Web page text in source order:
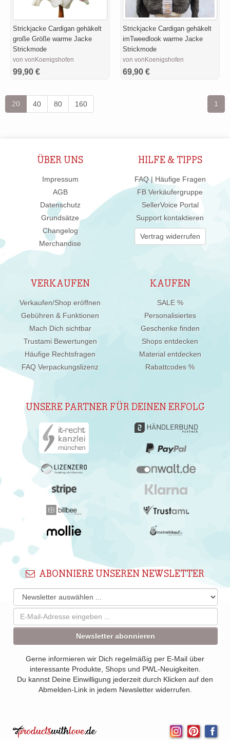
Strickjacke Cardigan gehäkelt
große Größe warme Jacke
Strickmode
von vonKoenigshofen
99,90 €
Strickjacke Cardigan gehäkelt
imTweedlook warme Jacke
Strickmode
von vonKoenigshofen
69,90 €
20 40 80 160 1
ÜBER UNS
Impressum
AGB
Datenschutz
Grundsätze
Changelog
Merchandise
HILFE & TIPPS
FAQ | Häufige Fragen
FB Verkäufergruppe
SellerVoice Portal
Support kontaktieren
Vertrag widerrufen
VERKAUFEN
Verkaufen/Shop eröffnen
Gebühren & Funktionen
Mach Dich sichtbar
Trustami Bewertungen
Häufige Rechtsfragen
FAQ Verpackungslizenz
KAUFEN
SALE %
Personalisiertes
Geschenke finden
Shops entdecken
Material entdecken
Rabattcodes %
UNSERE PARTNER FÜR DEINEN ERFOLG
ABONNIERE UNSEREN NEWSLETTER
Newsletter abonnieren
Gerne informieren wir Dich regelmäßig per E-Mail über
interessante Produkte, Shops und PWL-Neuigkeiten.
Du kannst Deine Einwilligung jederzeit durch Klicken auf den
Abmelden-Link in jedem Newsletter widerrufen.